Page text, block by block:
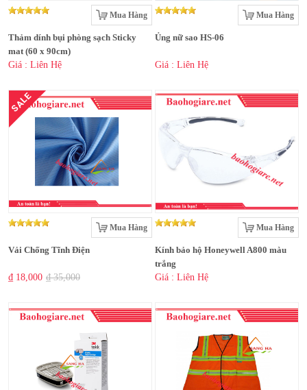
Mua Hàng
Thảm dính bụi phòng sạch Sticky
mat (60 x 90cm)
Giá : Liên Hệ
Mua Hàng
Ủng nữ sao HS-06
Giá : Liên Hệ
SALE
Mua Hàng
Vải Chống Tĩnh Điện
₫ 18,000 ₫ 35,000
Mua Hàng
Kính bảo hộ Honeywell A800 màu
trắng
Giá : Liên Hệ